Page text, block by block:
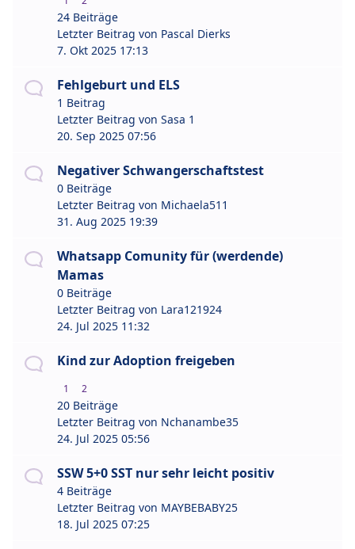
24 Beiträge
Letzter Beitrag von Pascal Dierks
7. Okt 2025 17:13
Fehlgeburt und ELS
1 Beitrag
Letzter Beitrag von Sasa 1
20. Sep 2025 07:56
Negativer Schwangerschaftstest
0 Beiträge
Letzter Beitrag von Michaela511
31. Aug 2025 19:39
Whatsapp Comunity für (werdende)
Mamas
0 Beiträge
Letzter Beitrag von Lara121924
24. Jul 2025 11:32
Kind zur Adoption freigeben
1 2
20 Beiträge
Letzter Beitrag von Nchanambe35
24. Jul 2025 05:56
SSW 5+0 SST nur sehr leicht positiv
4 Beiträge
Letzter Beitrag von MAYBEBABY25
18. Jul 2025 07:25